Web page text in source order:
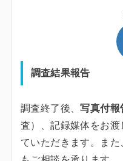
調査結果報告
調査終了後、写真付報
査）、記録媒体をお
ていただきます。ま